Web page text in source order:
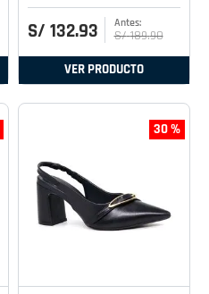
S/ 132.93 S/ 189.90
VER PRODUCTO
30 %